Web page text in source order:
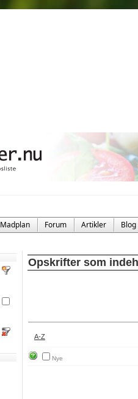
Madplan Forum Artikler Blog
Opskrifter som
A-Z
Nye